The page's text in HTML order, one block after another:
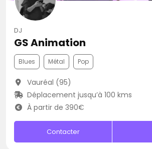
DJ
GS Animation
Blues Métal Pop
Vauréal (95)
Déplacement jusqu’à 100 kms
À partir de 390€
Contacter